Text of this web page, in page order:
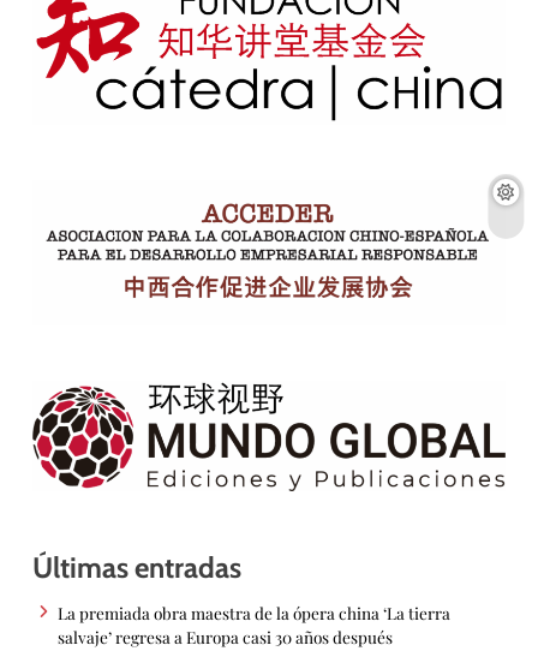
Últimas entradas
La premiada obra maestra de la ópera china ‘La tierra
salvaje’ regresa a Europa casi 30 años después